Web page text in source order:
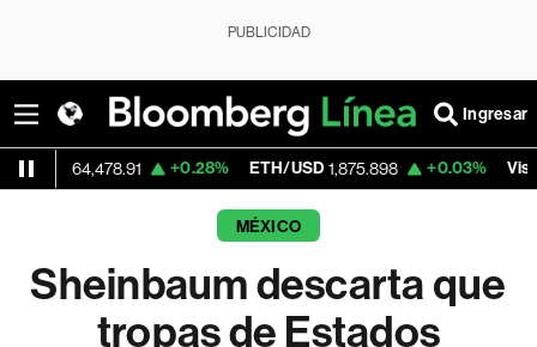
PUBLICIDAD
Ingresar
+0.28% ETH/USD 1,875.898 +0.03% Visa 367.74
MÉXICO
Sheinbaum descarta que
tropas de Estados